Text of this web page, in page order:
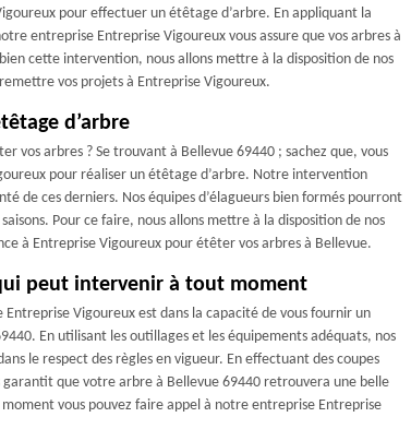
pour effectuer un étêtage d’arbre. En appliquant la
entreprise Entreprise Vigoureux vous assure que vos arbres à
cette intervention, nous allons mettre à la disposition de nos
vos projets à Entreprise Vigoureux.
d’arbre
vos arbres ? Se trouvant à Bellevue 69440 ; sachez que, vous
pour réaliser un étêtage d’arbre. Notre intervention
de ces derniers. Nos équipes d’élagueurs bien formés pourront
Pour ce faire, nous allons mettre à la disposition de nos
à Entreprise Vigoureux pour étêter vos arbres à Bellevue.
peut intervenir à tout moment
Vigoureux est dans la capacité de vous fournir un
En utilisant les outillages et les équipements adéquats, nos
le respect des règles en vigueur. En effectuant des coupes
que votre arbre à Bellevue 69440 retrouvera une belle
vous pouvez faire appel à notre entreprise Entreprise
recommande
De Lucien
De Pierre